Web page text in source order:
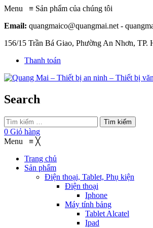
Menu ≡ Sản phẩm của chúng tôi
Email: quangmaico@quangmai.net -
156/15 Trần Bá Giao, Phường An Nhơn,
Thanh toán
Search
Tìm kiếm
0 Giỏ hàng
Menu ≡ ╳
Trang chủ
Sản phẩm
Điện thoại, Tablet, Phụ kiện
Điện thoại
Iphone
Máy tính bảng
Tablet Alcatel
Ipad